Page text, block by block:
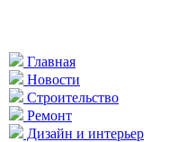
Главная
Новости
Строительство
Ремонт
Дизайн и интерьер